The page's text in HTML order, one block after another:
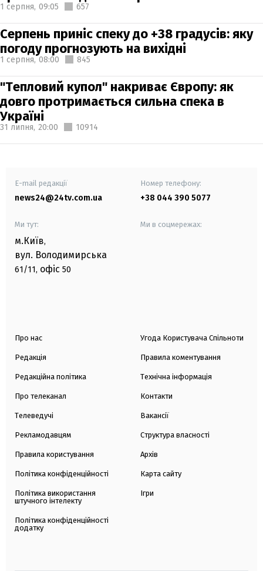
1 серпня, 09:05 657
Серпень приніс спеку до +38 градусів: яку
погоду прогнозують на вихідні
1 серпня, 08:00 845
"Тепловий купол" накриває Європу: як
довго протримається сильна спека в
Україні
31 липня, 20:00 10914
E-mail редакції
news24@24tv.com.ua
Номер телефону:
+38 044 390 5077
Ми тут:
м.Київ,
вул. Володимирська
61/11, офіс 50
Ми в соцмережах:
Про нас
Редакція
Редакційна політика
Про телеканал
Телеведучі
Рекламодавцям
Правила користування
Політика конфіденційності
Політика використання
штучного інтелекту
Політика конфіденційності
додатку
Угода Користувача Спільноти
Правила коментування
Технічна інформація
Контакти
Вакансії
Структура власності
Архів
Карта сайту
Ігри